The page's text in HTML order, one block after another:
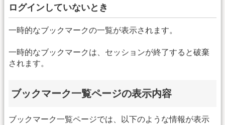
ログインしていないとき
一時的なブックマークの一覧が表示されます。
一時的なブックマークは、セッションが終了すると破棄
されます。
ブックマーク一覧ページの表示内容
ブックマーク一覧ページでは、以下のような情報が表示